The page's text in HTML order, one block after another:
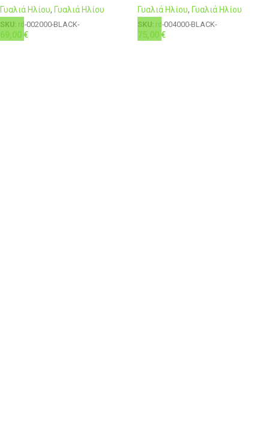
Γυαλιά Ηλίου, Γυαλιά Ηλίου
SKU: rd-002000-BLACK-
69,00 €
Γυαλιά Ηλίου, Γυαλιά Ηλίου
SKU: rd-004000-BLACK-
75,00 €